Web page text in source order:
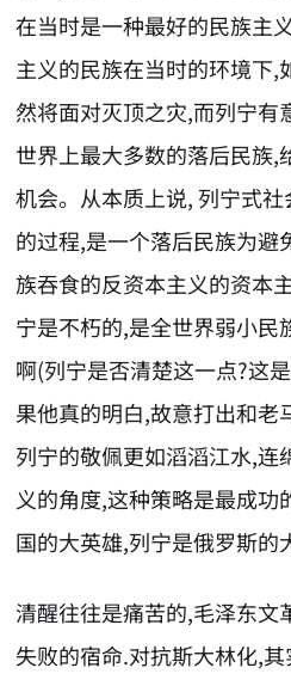
在当时是一种最好的民族主
主义的民族在当时的环境下,
然将面对灭顶之灾,而列宁有
世界上最大多数的落后民族,
机会。从本质上说, 列宁式
的过程,是一个落后民族为避
族吞食的反资本主义的资本
宁是不朽的,是全世界弱小民
啊(列宁是否清楚这一点?这
果他真的明白,故意打出和老
列宁的敬佩更如滔滔江水,连
义的角度,这种策略是最成功
国的大英雄,列宁是俄罗斯的
清醒往往是痛苦的,毛泽东文
失败的宿命.对抗斯大林化,